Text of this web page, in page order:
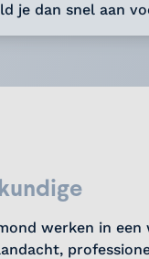
je dan snel aan
werken in